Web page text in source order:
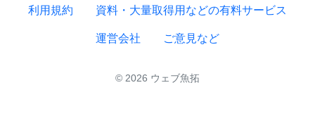
利用規約 資料・大量取得用などの有料サービス
運営会社 ご意見など
© 2026 ウェブ魚拓